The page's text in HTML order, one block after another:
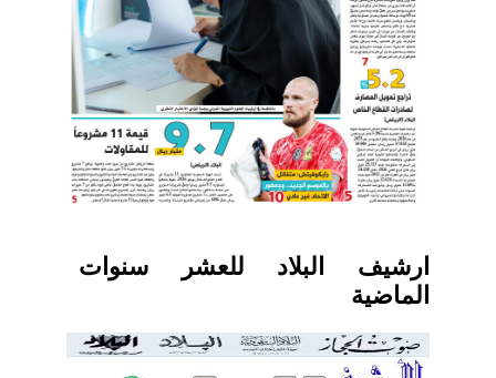
ارشيف البلاد للعشر سنوات
الماضية